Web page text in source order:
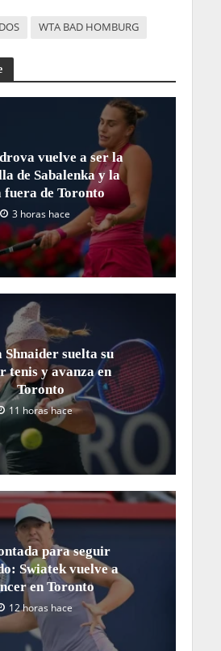
WTA BAD HOMBURG
vuelve a ser la
de Sabalenka y la
fuera de Toronto
3 horas hace
Shnaider suelta su
tenis y avanza en
Toronto
11 horas hace
para seguir
Swiatek vuelve a
en Toronto
12 horas hace